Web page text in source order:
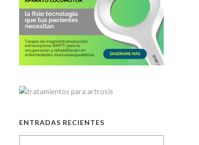
ENTRADAS RECIENTES